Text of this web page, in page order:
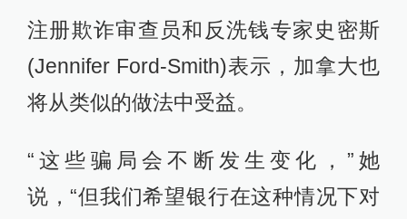
注册欺诈审查员和反洗钱专家史密斯
(Jennifer Ford-Smith)表示，加拿大也
将从类似的做法中受益。
“这些骗局会不断发生变化，”她
说，“但我们希望银行在这种情况下对